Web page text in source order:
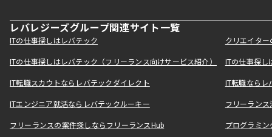
レバレジーズグループ関連サイト一覧
ITの仕事探しはレバテック クリエイタ
ITの仕事探しはレバテック（フリーランス向けサービス紹介） ITの仕事探
IT転職スカウトならレバテックダイレクト IT転職なら
ITエンジニア就活ならレバテックルーキー フリーラン
フリーランスの案件探しならフリーランスHub プログラミ